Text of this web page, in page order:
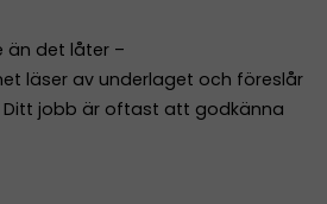
än det låter –
läser av underlaget och föreslår
Ditt jobb är oftast att godkänna